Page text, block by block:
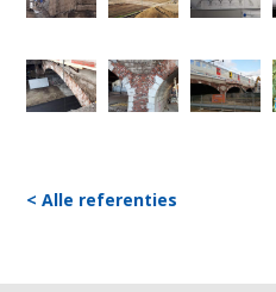
< Alle referenties